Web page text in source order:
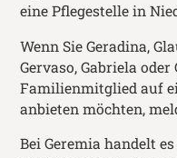
eine Pflegestelle in
Wenn Sie Geradina,
Gervaso, Gabriela
Familienmitglied auf
anbieten möchten,
Bei Geremia handelt